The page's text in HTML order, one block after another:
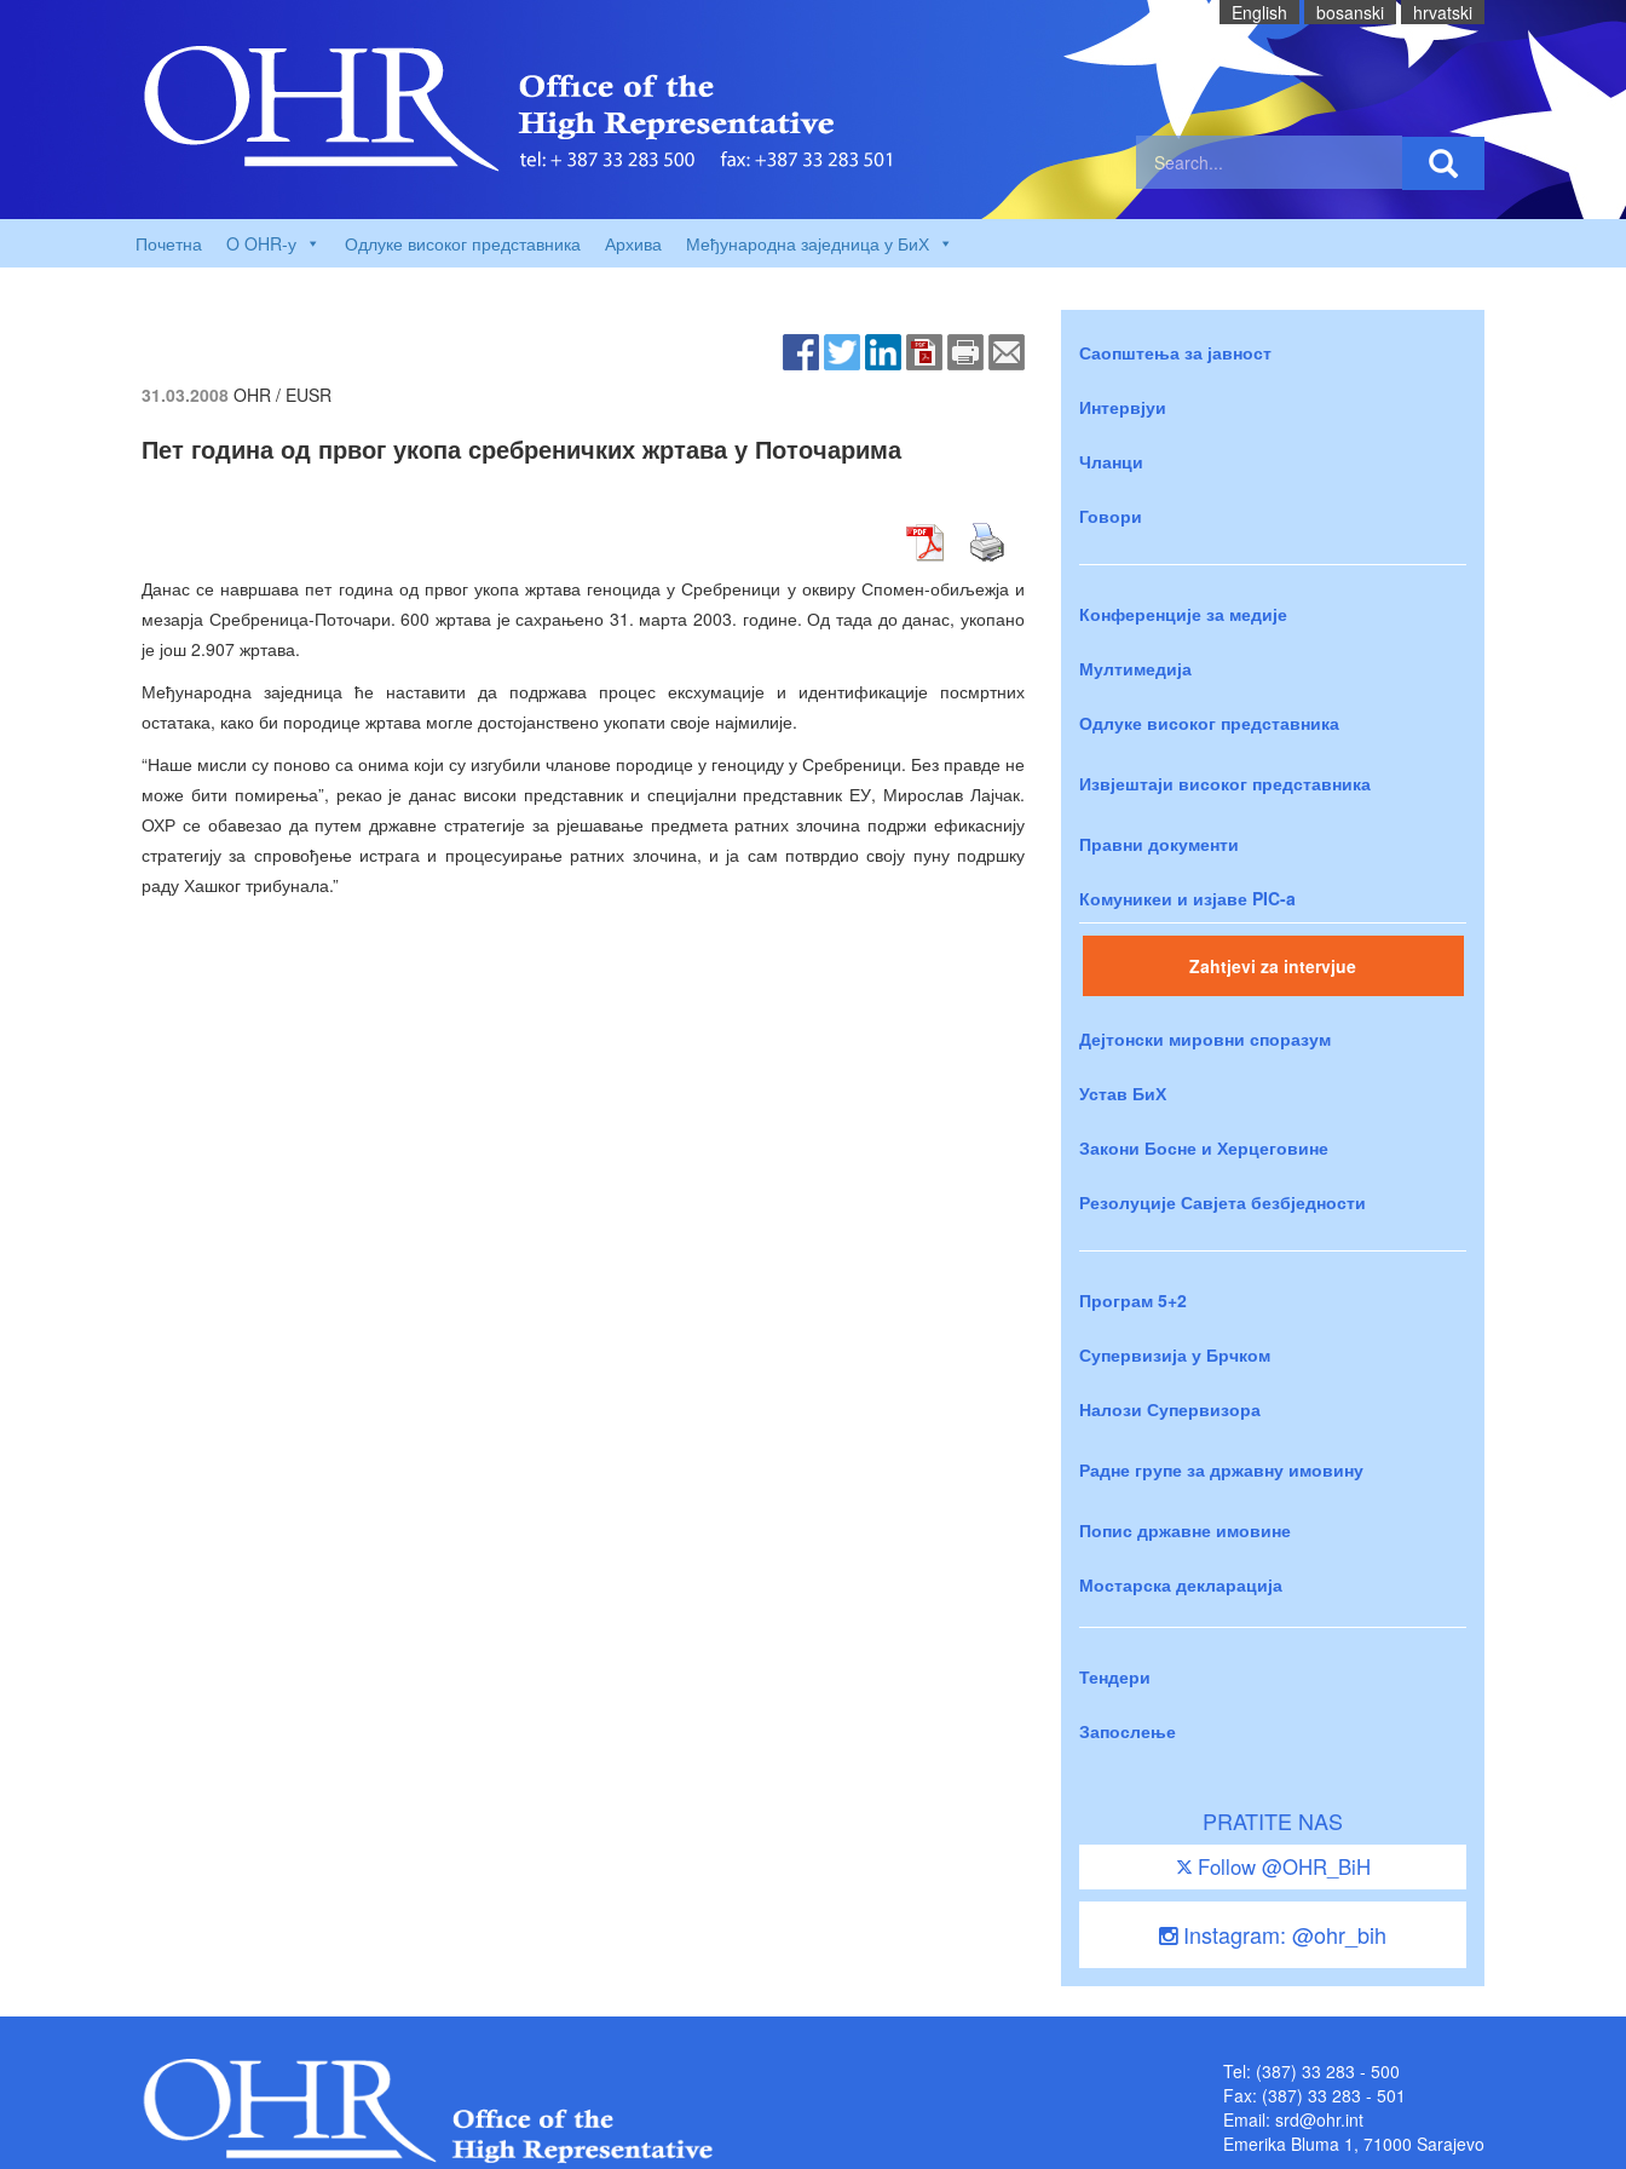
English bosanski hrvatski
Почетна O OHR-у Одлуке високог представника Архива Међународна заједница у БиХ
31.03.2008 OHR / EUSR
Пет година од првог укопа сребреничких жртава у Поточарима
Данас се навршава пет година од првог укопа жртава геноцида у Сребреници у оквиру Спомен-обиљежја и
мезарја Сребреница-Поточари. 600 жртава је сахрањено 31. марта 2003. године. Од тада до данас, укопано
је још 2.907 жртава.
Међународна заједница ће наставити да подржава процес ексхумације и идентификације посмртних
остатака, како би породице жртава могле достојанствено укопати своје најмилије.
“Наше мисли су поново са онима који су изгубили чланове породице у геноциду у Сребреници. Без правде не
може бити помирења”, рекао је данас високи представник и специјални представник ЕУ, Мирослав Лајчак.
ОХР се обавезао да путем државне стратегије за рјешавање предмета ратних злочина подржи ефикаснију
стратегију за спровођење истрага и процесуирање ратних злочина, и ја сам потврдио своју пуну подршку
раду Хашког трибунала.”
Саопштења за јавност
Интервјуи
Чланци
Говори
Конференције за медије
Мултимедија
Одлуке високог представника
Извјештаји високог представника
Правни документи
Комуникеи и изјаве PIC-a
Zahtjevi za intervjue
Дејтонски мировни споразум
Устав БиХ
Закони Босне и Херцеговине
Резолуције Савјета безбједности
Програм 5+2
Супервизија у Брчком
Налози Супервизора
Радне групе за државну имовину
Попис државне имовине
Мостарска декларација
Тендери
Запослење
PRATITE NAS
Follow @OHR_BiH
Instagram: @ohr_bih
Tel: (387) 33 283 - 500
Fax: (387) 33 283 - 501
Email: srd@ohr.int
Emerika Bluma 1, 71000 Sarajevo